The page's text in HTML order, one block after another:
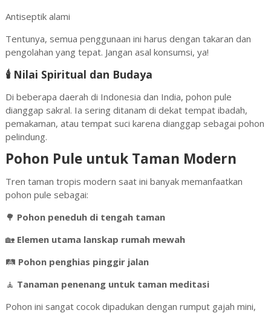
Antiseptik alami
Tentunya, semua penggunaan ini harus dengan takaran dan
pengolahan yang tepat. Jangan asal konsumsi, ya!
🕯️ Nilai Spiritual dan Budaya
Di beberapa daerah di Indonesia dan India, pohon pule
dianggap sakral. Ia sering ditanam di dekat tempat ibadah,
pemakaman, atau tempat suci karena dianggap sebagai pohon
pelindung.
Pohon Pule untuk Taman Modern
Tren taman tropis modern saat ini banyak memanfaatkan
pohon pule sebagai:
🌳 Pohon peneduh di tengah taman
🏡 Elemen utama lanskap rumah mewah
🛤️ Pohon penghias pinggir jalan
🧘 Tanaman penenang untuk taman meditasi
Pohon ini sangat cocok dipadukan dengan rumput gajah mini,